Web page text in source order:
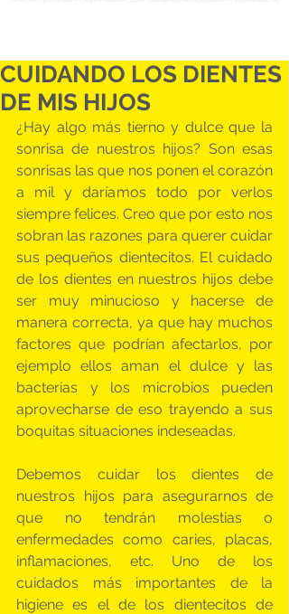
CUIDANDO LOS DIENTES
DE MIS HIJOS
¿Hay algo más tierno y dulce que la
sonrisa de nuestros hijos? Son esas
sonrisas las que nos ponen el corazón
a mil y daríamos todo por verlos
siempre felices. Creo que por esto nos
sobran las razones para querer cuidar
sus pequeños dientecitos. El cuidado
de los dientes en nuestros hijos debe
ser muy minucioso y hacerse de
manera correcta, ya que hay muchos
factores que podrían afectarlos, por
ejemplo ellos aman el dulce y las
bacterias y los microbios pueden
aprovecharse de eso trayendo a sus
boquitas situaciones indeseadas.
Debemos cuidar los dientes de
nuestros hijos para asegurarnos de
que no tendrán molestias o
enfermedades como caries, placas,
inflamaciones, etc. Uno de los
cuidados más importantes de la
higiene es el de los dientecitos de